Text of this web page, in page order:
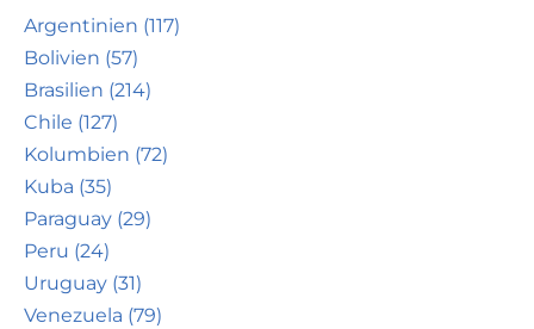
Argentinien (117)
Bolivien (57)
Brasilien (214)
Chile (127)
Kolumbien (72)
Kuba (35)
Paraguay (29)
Peru (24)
Uruguay (31)
Venezuela (79)